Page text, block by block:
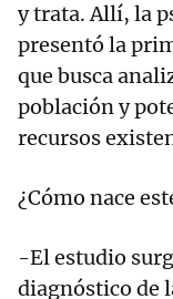
y trata. Allí, la
presentó la
que busca
población y
recursos
¿Cómo nace
-El estudio
diagnóstico de